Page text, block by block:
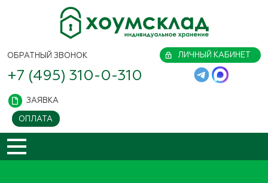
ОБРАТНЫЙ ЗВОНОК
+7 (495) 310-0-310
ЛИЧНЫЙ КАБИНЕТ
ЗАЯВКА
ОПЛАТА